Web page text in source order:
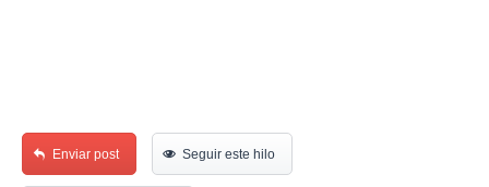
Enviar post Seguir este hilo